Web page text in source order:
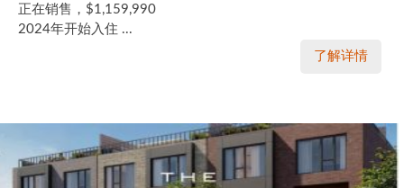
正在销售，$1,159,990
2024年开始入住 ...
了解详情